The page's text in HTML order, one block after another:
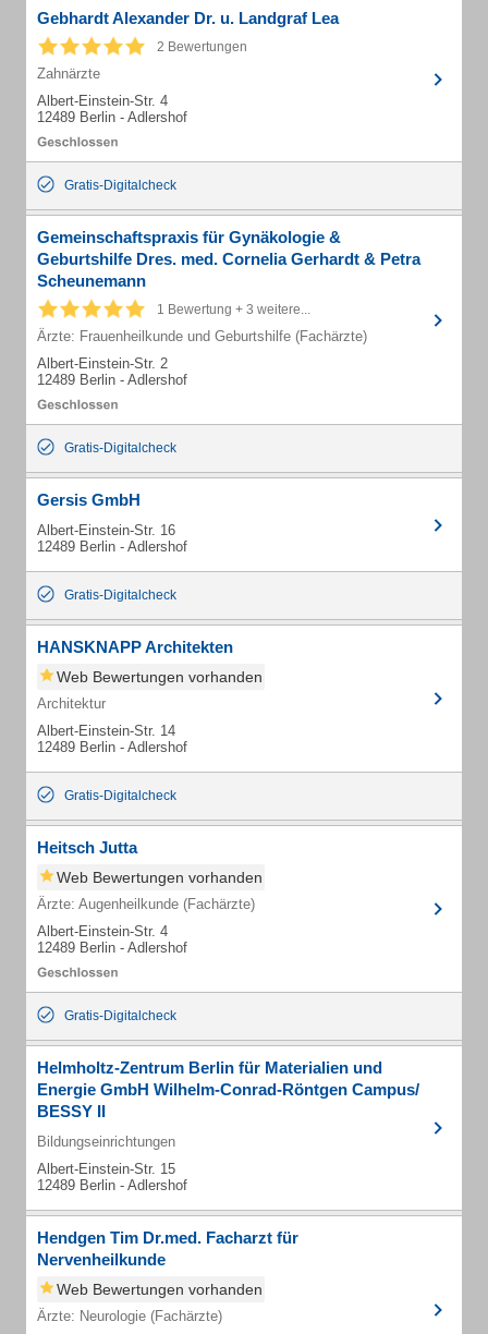
Gebhardt Alexander Dr. u. Landgraf Lea
2 Bewertungen
Zahnärzte
Albert-Einstein-Str. 4
12489 Berlin - Adlershof
Gratis-Digitalcheck
Gemeinschaftspraxis für Gynäkologie &
Geburtshilfe Dres. med. Cornelia Gerhardt & Petra
Scheunemann
1 Bewertung + 3 weitere...
Ärzte: Frauenheilkunde und Geburtshilfe (Fachärzte)
Albert-Einstein-Str. 2
12489 Berlin - Adlershof
Gratis-Digitalcheck
Gersis GmbH
Albert-Einstein-Str. 16
12489 Berlin - Adlershof
Gratis-Digitalcheck
HANSKNAPP Architekten
Web Bewertungen vorhanden
Architektur
Albert-Einstein-Str. 14
12489 Berlin - Adlershof
Gratis-Digitalcheck
Heitsch Jutta
Web Bewertungen vorhanden
Ärzte: Augenheilkunde (Fachärzte)
Albert-Einstein-Str. 4
12489 Berlin - Adlershof
Gratis-Digitalcheck
Helmholtz-Zentrum Berlin für Materialien und
Energie GmbH Wilhelm-Conrad-Röntgen Campus/
BESSY II
Bildungseinrichtungen
Albert-Einstein-Str. 15
12489 Berlin - Adlershof
Hendgen Tim Dr.med. Facharzt für
Nervenheilkunde
Web Bewertungen vorhanden
Ärzte: Neurologie (Fachärzte)